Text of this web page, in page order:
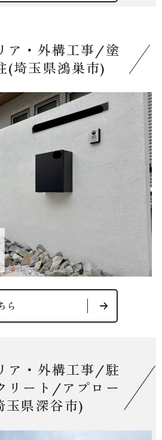
ア・外構工事/塗
(埼玉県鴻巣市)
ら
ア・外構工事/駐
リート/アプロー
玉県深谷市)